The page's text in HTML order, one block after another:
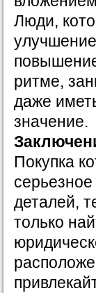
Люди,
ритме,
даже
значение.
Покупка
деталей,
только